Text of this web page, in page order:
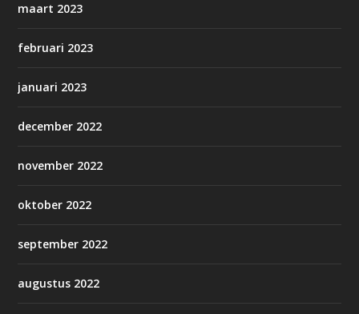
maart 2023
februari 2023
januari 2023
december 2022
november 2022
oktober 2022
september 2022
augustus 2022